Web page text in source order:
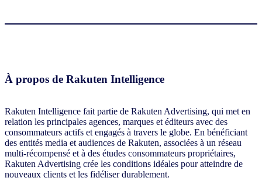
À propos de Rakuten Intelligence
Rakuten Intelligence fait partie de Rakuten Advertising, qui met en
relation les principales agences, marques et éditeurs avec des
consommateurs actifs et engagés à travers le globe. En bénéficiant
des entités media et audiences de Rakuten, associées à un réseau
multi-récompensé et à des études consommateurs propriétaires,
Rakuten Advertising crée les conditions idéales pour atteindre de
nouveaux clients et les fidéliser durablement.